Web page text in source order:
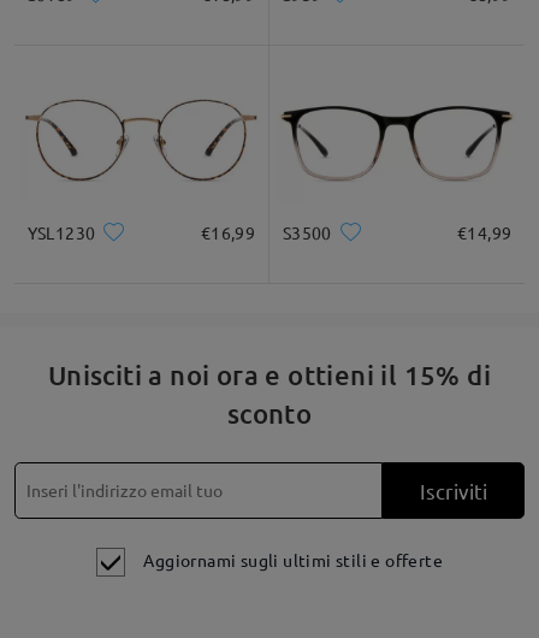
inconveniente ciò possa averti causato.
nei giorni feriali e 48 ore nei fine settimana. L'email
potrebbe essere finita nella cartella spam/posta
indesiderata. Ti preghiamo di controllare anche lì.
YSL1230 €16,99 S3500 €14,99
Unisciti a noi ora e ottieni il 15% di
sconto
Iscriviti
Aggiornami sugli ultimi stili e offerte